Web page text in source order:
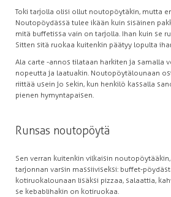
Toki tarjolla olisi ollut noutopöytäkin, mutta
Noutopöydässä tulee ikään kuin sisäinen
mitä buffetissa vain on tarjolla. Ihan kuin se
Sitten sitä ruokaa kuitenkin päätyy lopulta
Ala carte -annos tilataan harkiten ja samalla
nopeutta ja laatuakin. Noutopöytälounaan
riittää usein jo sekin, kun henkilö kassalla
pienen hymyntapaisen.
Runsas noutopöytä
Sen verran kuitenkin vilkaisin
tarjonnan varsin massiiviseksi: buffet-
kotiruokalounaan lisäksi pizzaa, salaattia,
se kebablihakin on kotiruokaa.